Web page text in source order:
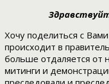
Хочу поделиться с
происходит в
больше отдаляется от
митинги и